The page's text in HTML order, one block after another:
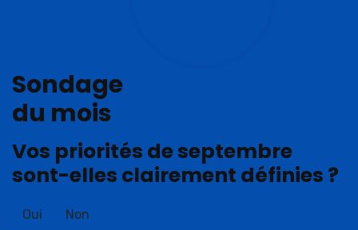
Sondage
du mois
Vos priorités de septembre
sont-elles clairement définies ?
Oui Non